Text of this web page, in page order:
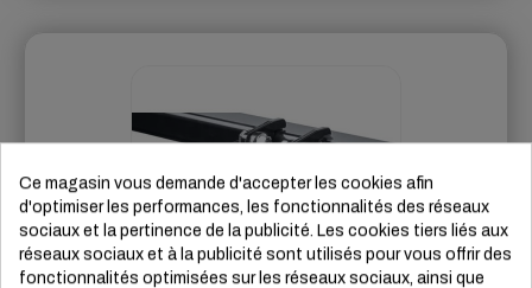
Ce magasin vous demande d'accepter les cookies afin
d'optimiser les performances, les fonctionnalités des réseaux
sociaux et la pertinence de la publicité. Les cookies tiers liés aux
réseaux sociaux et à la publicité sont utilisés pour vous offrir des
fonctionnalités optimisées sur les réseaux sociaux, ainsi que